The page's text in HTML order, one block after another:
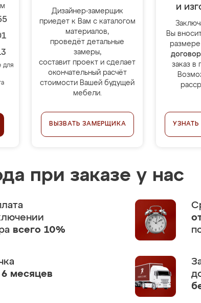
для
Дизайнер-замерщик
приедет к Вам с каталогом
материалов,
проведёт детальные
замеры,
составит проект и сделает
окончательный расчёт
стоимости Вашей будущей
мебели.
ВЫЗВАТЬ ЗАМЕРЩИКА
и
Вы
размере
заказ в
при заказе у нас
всего 10%
6 месяцев